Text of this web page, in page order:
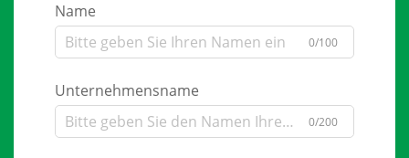
Name
0/100
Unternehmensname
0/200